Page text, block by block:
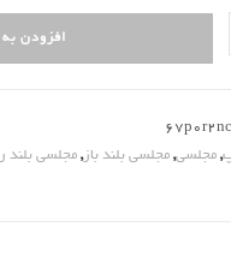
افزودن
, مجلسی, مجلسی بلند باز, مجلسی بلند